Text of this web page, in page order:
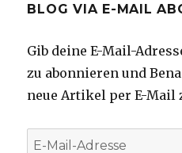
BLOG VIA E-MAIL
Gib deine E-Mail-
zu abonnieren und
neue Artikel per E-Mail
E-